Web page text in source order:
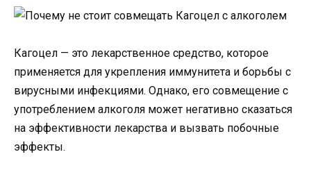
Кагоцел — это лекарственное средство, которое
применяется для укрепления иммунитета и борьбы с
вирусными инфекциями. Однако, его совмещение с
употреблением алкоголя может негативно сказаться
на эффективности лекарства и вызвать побочные
эффекты.